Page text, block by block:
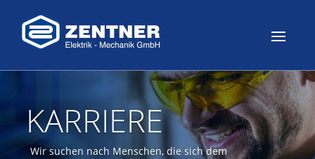
KARRIERE
Wir suchen nach Menschen, die sich dem